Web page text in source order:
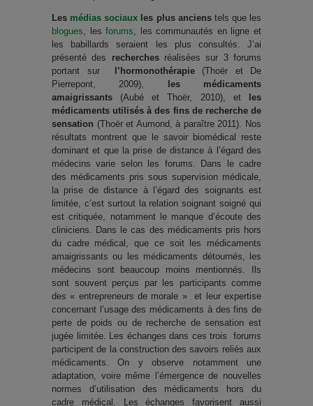
Les médias sociaux les plus ancienstels que les
blogues, lesforums, les communautés en ligne et
les babillards seraient les plus consultés. J’ai
présenté des recherches réalisées sur 3 forums
portant sur
l’hormonothérapie(Thoër et De
Pierrepont, 2009),
les médicaments
amaigrissants (Aubé et Thoër, 2010), et
les
médicaments utilisés à des fins de recherche de
sensation (Thoër et Aumond, à paraître 2011). Nos
résultats montrent que le savoir biomédical reste
dominant et que la prise de distance à l’égard des
médecins varie selon les forums. Dans le cadre
des médicaments pris sous supervision médicale,
la prise de distance à l’égard des soignants est
limitée, c’est surtout la relation soignant soigné qui
est critiquée, notamment le manque d’écoute des
cliniciens. Dans le cas des médicaments pris hors
du cadre médical, que ce soit les médicaments
amaigrissants ou les médicaments détournés, les
médecins sont beaucoup moins mentionnés. Ils
sont souvent perçus par les participants comme
des « entrepreneurs de morale » et leur expertise
concernant l’usage des médicaments à des fins de
perte de poids ou de recherche de sensation est
jugée limitée. Les échanges dans ces trois forums
participent de la construction des savoirs reliés aux
médicaments. On y observe notamment une
adaptation, voire même l’émergence de nouvelles
normes d’utilisation des médicaments hors du
cadre médical. Les échanges favorisent aussi